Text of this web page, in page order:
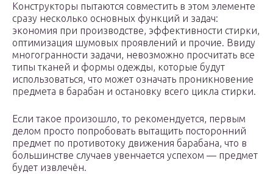
Конструкторы пытаются совместить в этом элементе
сразу несколько основных функций и задач:
экономия при производстве, эффективности стирки,
оптимизация шумовых проявлений и прочие. Ввиду
многогранности задачи, невозможно просчитать все
типы тканей и формы одежды, которые будут
использоваться, что может означать проникновение
предмета в барабан и остановку всего цикла стирки.
Если такое произошло, то рекомендуется, первым
делом просто попробовать вытащить посторонний
предмет по противотоку движения барабана, что в
большинстве случаев увенчается успехом — предмет
будет извлечён.